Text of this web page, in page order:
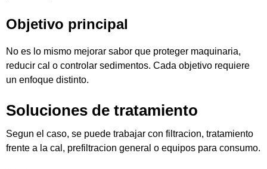
Objetivo principal
No es lo mismo mejorar sabor que proteger maquinaria,
reducir cal o controlar sedimentos. Cada objetivo requiere
un enfoque distinto.
Soluciones de tratamiento
Segun el caso, se puede trabajar con filtracion, tratamiento
frente a la cal, prefiltracion general o equipos para consumo.